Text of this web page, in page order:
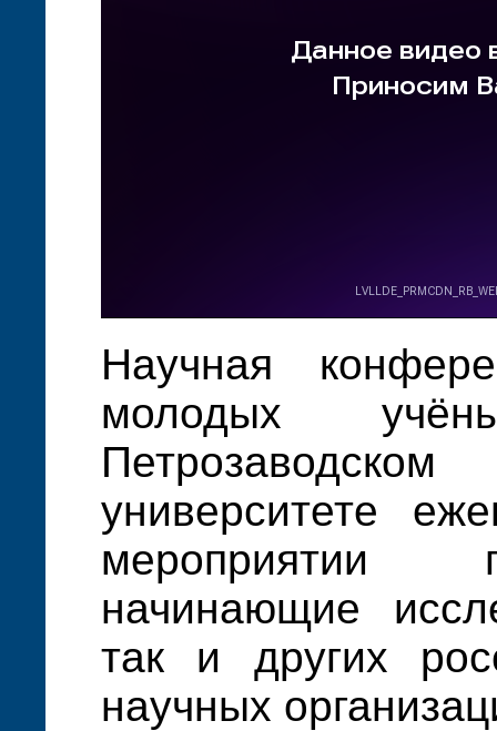
Научная
молодых
университете
мероприятии
начинающие
так и других
научных